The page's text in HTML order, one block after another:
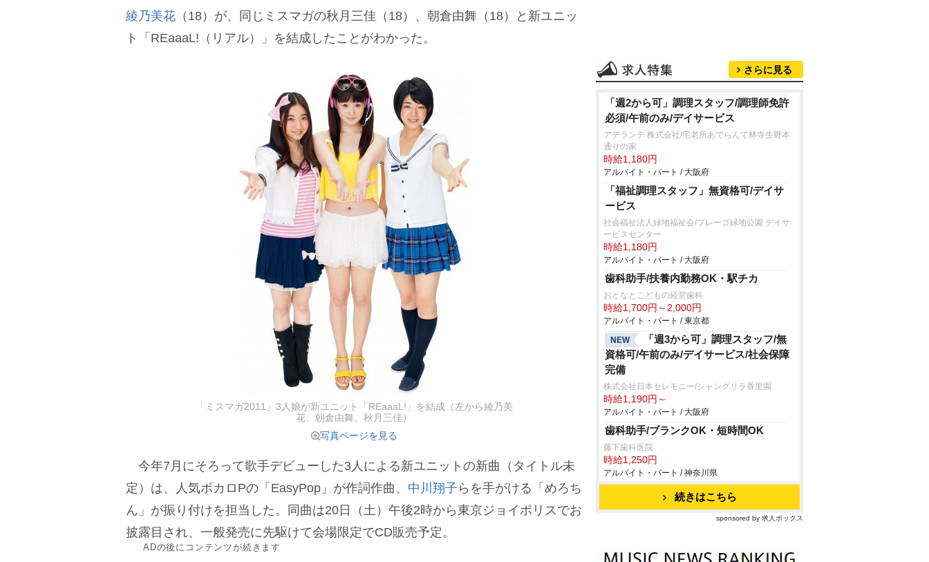
綾乃美花 （18）が、同じミスマガの秋月三佳（18）、朝倉由舞（18）と新ユニッ
ト「REaaaL!（リアル）」を結成したことがわかった。
「ミスマガ2011」3人娘が新ユニット「REaaaL!」を結成（左から綾乃美
花、朝倉由舞、秋月三佳）
写真ページを見る
今年7月にそろって歌手デビューした3人による新ユニットの新曲（タイトル未
定）は、人気ボカロPの「EasyPop」が作詞作曲、 中川翔子 らを手がける「めろち
ん」が振り付けを担当した。同曲は20日（土）午後2時から東京ジョイポリスでお
披露目され、一般発売に先駆けて会場限定でCD販売予定。
ADの後にコンテンツが続きます
さらに見る
「週2から可」調理スタッフ/調理師免許
必須/午前のみ/デイサービス
アデランテ 株式会社/宅老所あでらんて林寺生野本
通りの家
時給1,180円
アルバイト・パート / 大阪府
「福祉調理スタッフ」無資格可/デイサ
ービス
社会福祉法人緑地福祉会/プレーゴ緑地公園 デイサ
ービスセンター
時給1,180円
アルバイト・パート / 大阪府
歯科助手/扶養内勤務OK・駅チカ
おとなとこどもの経堂歯科
時給1,700円～2,000円
アルバイト・パート / 東京都
NEW
「週3から可」調理スタッフ/無
資格可/午前のみ/デイサービス/社会保障
完備
株式会社日本セレモニー/シャングリラ香里園
時給1,190円～
アルバイト・パート / 大阪府
歯科助手/ブランクOK・短時間OK
藤下歯科医院
時給1,250円
アルバイト・パート / 神奈川県
続きはこちら
sponsored by 求人ボックス